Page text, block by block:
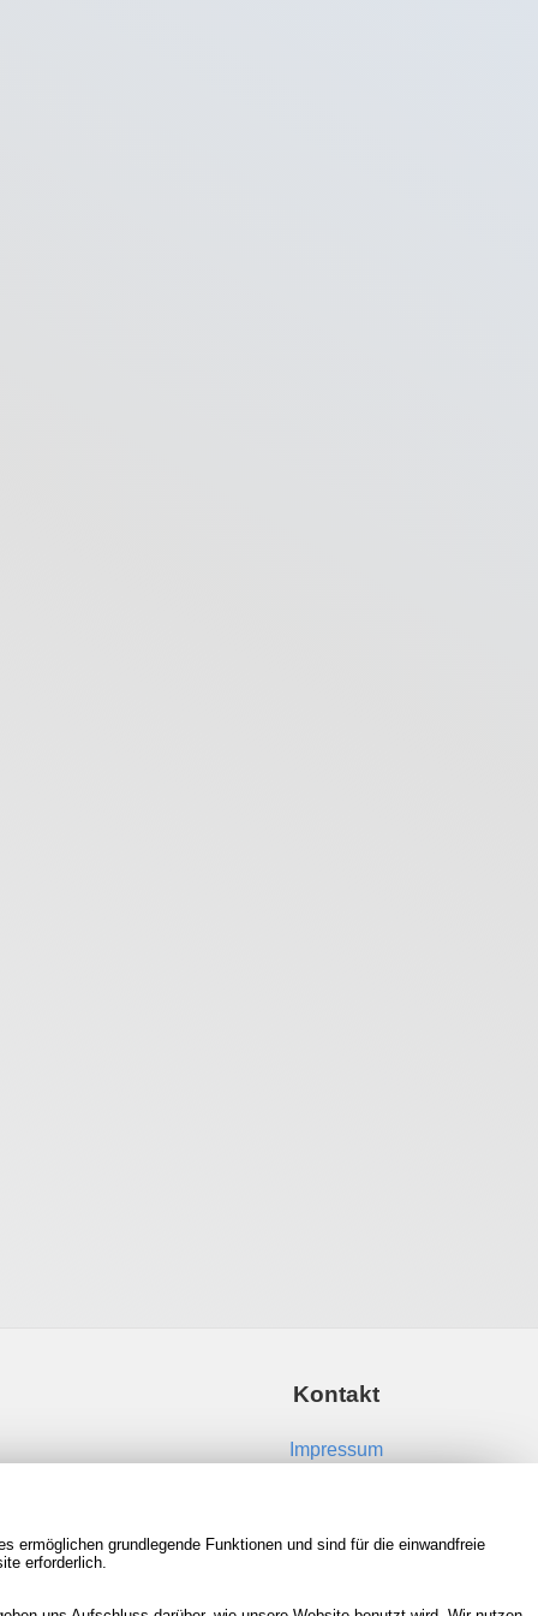
Kontakt
Impressum
RSS Feeds
Neue Spiele in der Datenbank
ermöglichen grundlegende Funktionen und sind für die einwandfreie
erforderlich.